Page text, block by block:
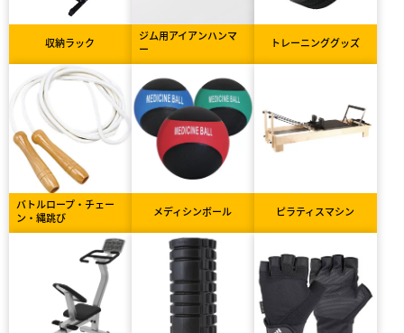
収納ラック
ジム用アイアンハンマ
ー
トレーニンググッズ
バトルロープ・チェー
ン・縄跳び
メディシンボール ピラティスマシン